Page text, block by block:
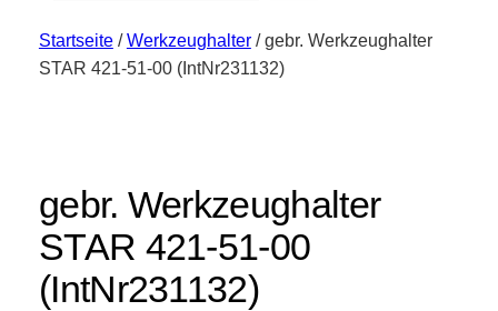
Startseite/Werkzeughalter/ gebr. Werkzeughalter
STAR 421-51-00 (IntNr231132)
gebr. Werkzeughalter
STAR 421-51-00
(IntNr231132)